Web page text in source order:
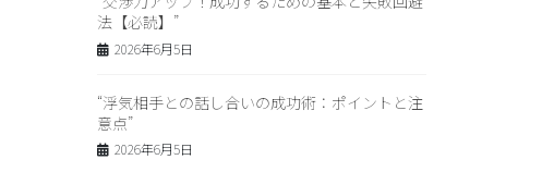
法【必読】”
2026年6月5日
“浮気相手との話し合いの成功術：ポイントと注
意点”
2026年6月5日